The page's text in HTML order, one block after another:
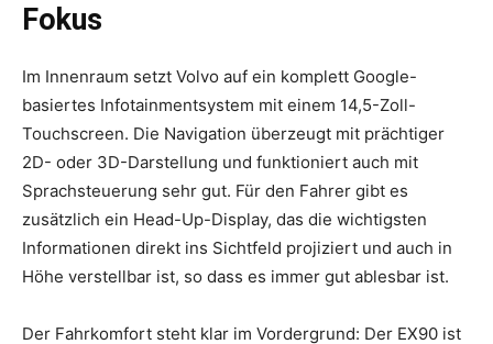
Fokus
Im Innenraum setzt Volvo auf ein komplett Google-
basiertes Infotainmentsystem mit einem 14,5-Zoll-
Touchscreen. Die Navigation überzeugt mit prächtiger
2D- oder 3D-Darstellung und funktioniert auch mit
Sprachsteuerung sehr gut. Für den Fahrer gibt es
zusätzlich ein Head-Up-Display, das die wichtigsten
Informationen direkt ins Sichtfeld projiziert und auch in
Höhe verstellbar ist, so dass es immer gut ablesbar ist.
Der Fahrkomfort steht klar im Vordergrund: Der EX90 ist